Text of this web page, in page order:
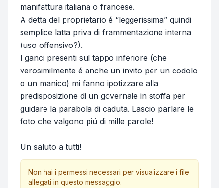
manifattura italiana o francese.
A detta del proprietario é “leggerissima” quindi
semplice latta priva di frammentazione interna
(uso offensivo?).
I ganci presenti sul tappo inferiore (che
verosimilmente é anche un invito per un codolo
o un manico) mi fanno ipotizzare alla
predisposizione di un governale in stoffa per
guidare la parabola di caduta. Lascio parlare le
foto che valgono piú di mille parole!
Un saluto a tutti!
Non hai i permessi necessari per visualizzare i file
allegati in questo messaggio.